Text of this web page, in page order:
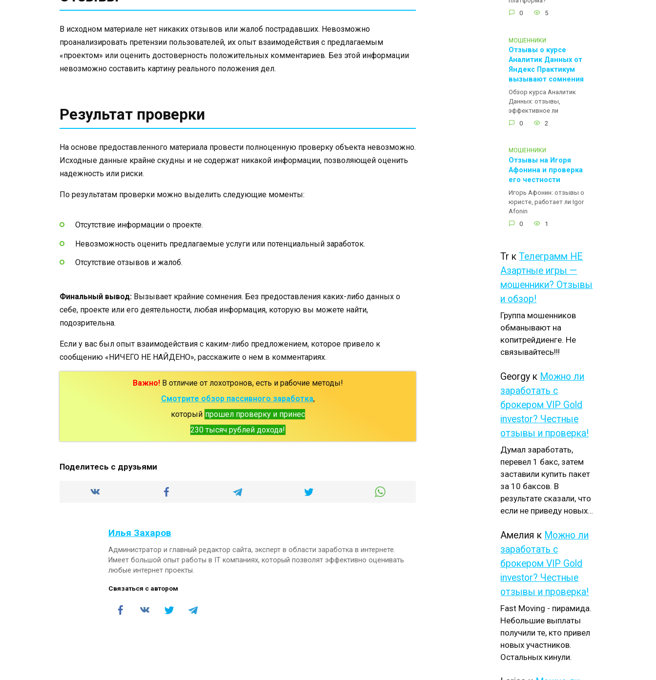
В исходном материале нет никаких отзывов или жалоб пострадавших. Невозможно
проанализировать претензии пользователей, их опыт взаимодействия с предлагаемым
«проектом» или оценить достоверность положительных комментариев. Без этой информации
невозможно составить картину реального положения дел.
Результат проверки
На основе предоставленного материала провести полноценную проверку объекта невозможно.
Исходные данные крайне скудны и не содержат никакой информации, позволяющей оценить
надежность или риски.
По результатам проверки можно выделить следующие моменты:
Отсутствие информации о проекте.
Невозможность оценить предлагаемые услуги или потенциальный заработок.
Отсутствие отзывов и жалоб.
Финальный вывод: Вызывает крайние сомнения. Без предоставления каких-либо данных о
себе, проекте или его деятельности, любая информация, которую вы можете найти,
подозрительна.
Если у вас был опыт взаимодействия с каким-либо предложением, которое привело к
сообщению «НИЧЕГО НЕ НАЙДЕНО», расскажите о нем в комментариях.
Важно!В отличие от лохотронов, есть и рабочие методы!
Смотрите обзор пассивного заработка,
который прошел проверку и принес
230 тысяч рублей дохода!
Поделитесь с друзьями
Илья Захаров
Администратор и главный редактор сайта, эксперт в области заработка в интернете.
Имеет большой опыт работы в IT компаниях, который позволят эффективно оценивать
любые интернет проекты.
Связаться с автором
0
5
МОШЕННИКИ
Отзывы о курсе
Аналитик Данных от
Яндекс Практикум
вызывают сомнения
Обзор курса Аналитик
Данных: отзывы,
эффективное ли
0
2
МОШЕННИКИ
Отзывы на Игоря
Афонина и проверка
его честности
Игорь Афонин: отзывы о
юристе, работает ли Igor
Afonin
0
1
Tr кТелеграмм НЕ
Азартные игры —
мошенники? Отзывы
и обзор!
Группа мошенников
обманывают на
копитрейдиенге. Не
связывайтесь!!!
Georgy к Можно ли
заработать с
брокером VIP Gold
investor? Честные
отзывы и проверка!
Думал заработать,
перевел 1 бакс, затем
заставили купить пакет
за 10 баксов. В
результате сказали, что
если не приведу новых…
Амелия к Можно ли
заработать с
брокером VIP Gold
investor? Честные
отзывы и проверка!
Fast Moving - пирамида.
Небольшие выплаты
получили те, кто привел
новых участников.
Остальных кинули.